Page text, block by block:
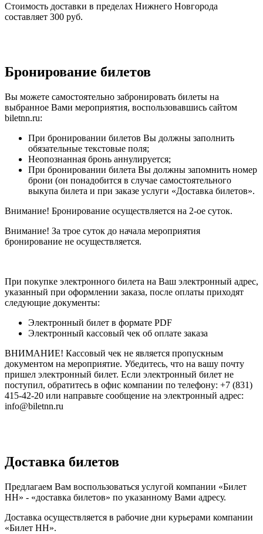
Стоимость доставки в пределах Нижнего Новгорода
составляет 300 руб.
Бронирование билетов
Вы можете самостоятельно забронировать билеты на
выбранное Вами мероприятия, воспользовавшись сайтом
biletnn.ru:
При бронировании билетов Вы должны заполнить
обязательные текстовые поля;
Неопознанная бронь аннулируется;
При бронировании билета Вы должны запомнить номер
брони (он понадобится в случае самостоятельного
выкупа билета и при заказе услуги «Доставка билетов».
Внимание! Бронирование осуществляется на 2-ое суток.
Внимание! За трое суток до начала мероприятия
бронирование не осуществляется.
При покупке электронного билета на Ваш электронный адрес,
указанный при оформлении заказа, после оплаты приходят
следующие документы:
Электронный билет в формате PDF
Электронный кассовый чек об оплате заказа
ВНИМАНИЕ! Кассовый чек не является пропускным
документом на мероприятие. Убедитесь, что на вашу почту
пришел электронный билет. Если электронный билет не
поступил, обратитесь в офис компании по телефону: +7 (831)
415-42-20 или направьте сообщение на электронный адрес:
info@biletnn.ru
Доставка билетов
Предлагаем Вам воспользоваться услугой компании «Билет
НН» - «доставка билетов» по указанному Вами адресу.
Доставка осуществляется в рабочие дни курьерами компании
«Билет НН».